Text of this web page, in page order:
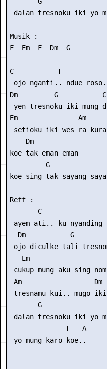
dalan tresnoku iki yo
Musik :
F  Em  F  Dm  G
C           F
ojo nganti.. ndue
Dm         G           C
yen tresnoku iki mung
Em               Am
setioku iki wes ra
    Dm
koe tak eman eman
         G
koe sing tak sayang
Reff :
C
ayem ati.. ku nyanding
Dm           G
ojo diculke tali
   Em
cukup mung aku sing
Am                  Dm
tresnamu kui.. mugo
G
dalan tresnoku iki yo
              F   A
yo mung karo koe..